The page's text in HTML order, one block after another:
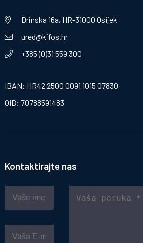
Drinska 16a, HR-31000 Osijek
ured@kifos.hr
+385 (0)31 559 300
IBAN: HR42 2500 0091 1015 07830
OIB: 70788591483
Kontaktirajte nas